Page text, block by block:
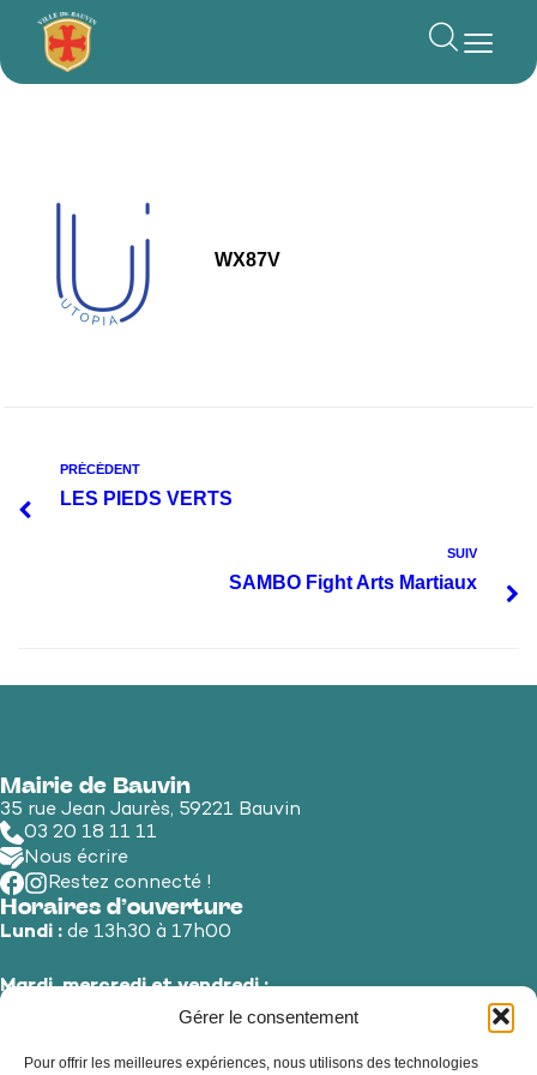
Gérer le consentement
Pour offrir les meilleures expériences, nous utilisons des technologies
principal
WX87V
PRÉCÉDENT
LES PIEDS VERTS
SUIV
SAMBO Fight Arts Martiaux
Mairie de Bauvin
35 rue Jean Jaurès, 59221 Bauvin
03 20 18 11 11
Nous écrire
Restez connecté !
Horaires d’ouverture
Lundi : de 13h30 à 17h00
Mardi, mercredi et vendredi :
de 8h30 à 12h00 et de 13h30 à 17h00
Jeudi et samedi :de 8h30 à 12h00